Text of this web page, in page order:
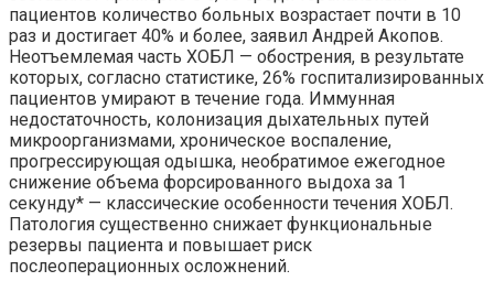
пациентов количество больных возрастает почти в 10
раз и достигает 40% и более, заявил Андрей Акопов.
Неотъемлемая часть ХОБЛ — обострения, в результате
которых, согласно статистике, 26% госпитализированных
пациентов умирают в течение года. Иммунная
недостаточность, колонизация дыхательных путей
микроорганизмами, хроническое воспаление,
прогрессирующая одышка, необратимое ежегодное
снижение объема форсированного выдоха за 1
секунду* — классические особенности течения ХОБЛ.
Патология существенно снижает функциональные
резервы пациента и повышает риск
послеоперационных осложнений.